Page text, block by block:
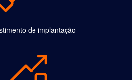
de implantação